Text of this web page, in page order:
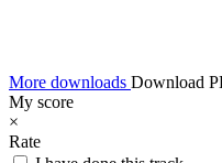
More downloads Download
My score
×
Rate